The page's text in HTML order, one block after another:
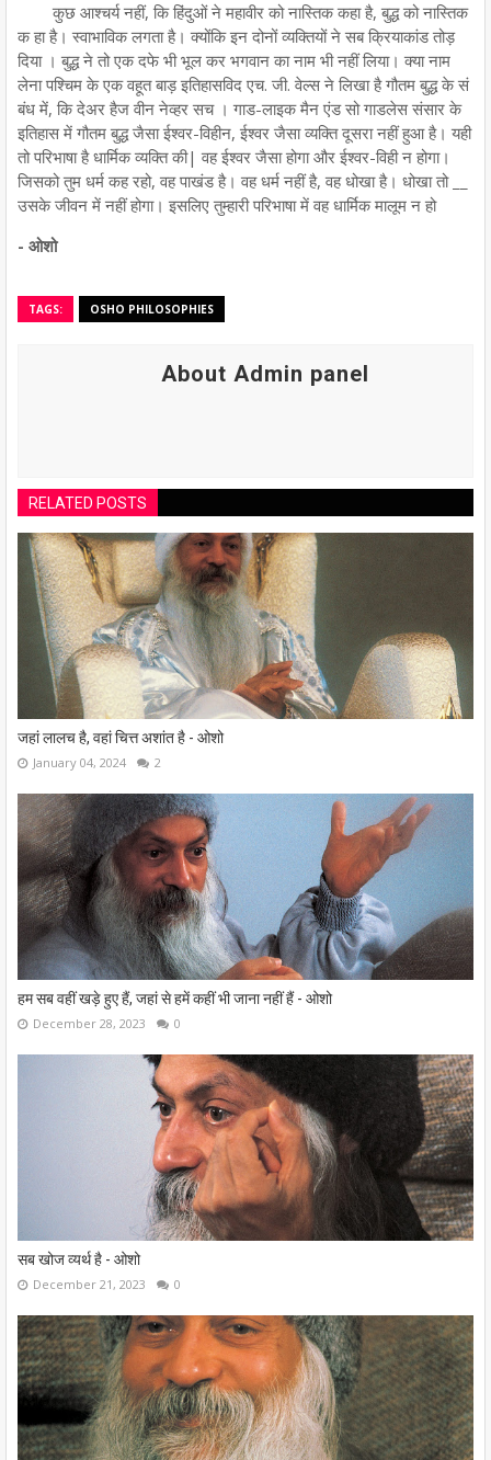
कुछ आश्चर्य नहीं, कि हिंदुओं ने महावीर को नास्तिक कहा है, बुद्ध को नास्तिक
क हा है। स्वाभाविक लगता है। क्योंकि इन दोनों व्यक्तियों ने सब क्रियाकांड तोड़
दिया । बुद्ध ने तो एक दफे भी भूल कर भगवान का नाम भी नहीं लिया। क्या नाम
लेना पश्चिम के एक वहूत बाड़ इतिहासविद एच. जी. वेल्स ने लिखा है गौतम बुद्ध के सं
बंध में, कि देअर हैज वीन नेव्हर सच । गाड-लाइक मैन एंड सो गाडलेस संसार के
इतिहास में गौतम बुद्ध जैसा ईश्वर-विहीन, ईश्वर जैसा व्यक्ति दूसरा नहीं हुआ है। यही
तो परिभाषा है धार्मिक व्यक्ति की| वह ईश्वर जैसा होगा और ईश्वर-विही न होगा।
जिसको तुम धर्म कह रहो, वह पाखंड है। वह धर्म नहीं है, वह धोखा है। धोखा तो __
उसके जीवन में नहीं होगा। इसलिए तुम्हारी परिभाषा में वह धार्मिक मालूम न हो
- ओशो
TAGS: OSHO PHILOSOPHIES
About Admin panel
RELATED POSTS
जहां लालच है, वहां चित्त अशांत है - ओशो
January 04, 2024 2
हम सब वहीं खड़े हुए हैं, जहां से हमें कहीं भी जाना नहीं हैं - ओशो
December 28, 2023 0
सब खोज व्यर्थ है - ओशो
December 21, 2023 0